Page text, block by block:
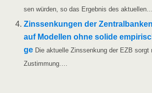
sen wür­den, so das Ergeb­nis des aktuellen…
Zins­sen­kun­gen der
auf Model­len ohne soli­de
ge Die aktu­el­le Zins­sen­kung der EZB sorgt
Zustimmung.…